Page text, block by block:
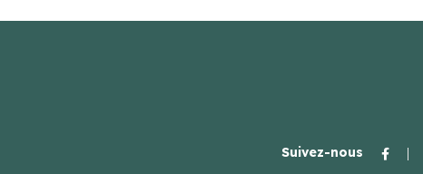
Suivez-nous